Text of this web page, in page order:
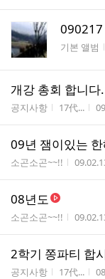
090217
게시판명
기본 앨범
개강 총회 합니다.
게시판명
공지사항 작성자
17代...
09년 잼이있는
게시판명
소곤소곤~~!! 작성시
08년도
게시판명
소곤소곤~~!! 작성시
2학기 쫑파티 합
게시판명
공지사항 작성자
17代...